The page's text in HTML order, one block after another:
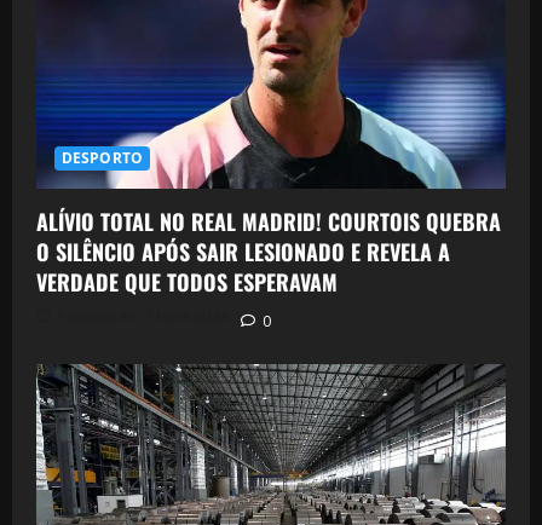
DESPORTO
ALÍVIO TOTAL NO REAL MADRID! COURTOIS QUEBRA
O SILÊNCIO APÓS SAIR LESIONADO E REVELA A
VERDADE QUE TODOS ESPERAVAM
0